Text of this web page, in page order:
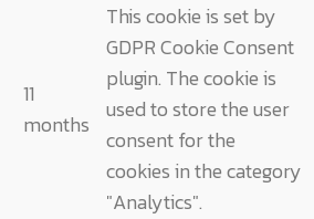
11
months
This cookie is set by
GDPR Cookie Consent
plugin. The cookie is
used to store the user
consent for the
cookies in the category
"Analytics".